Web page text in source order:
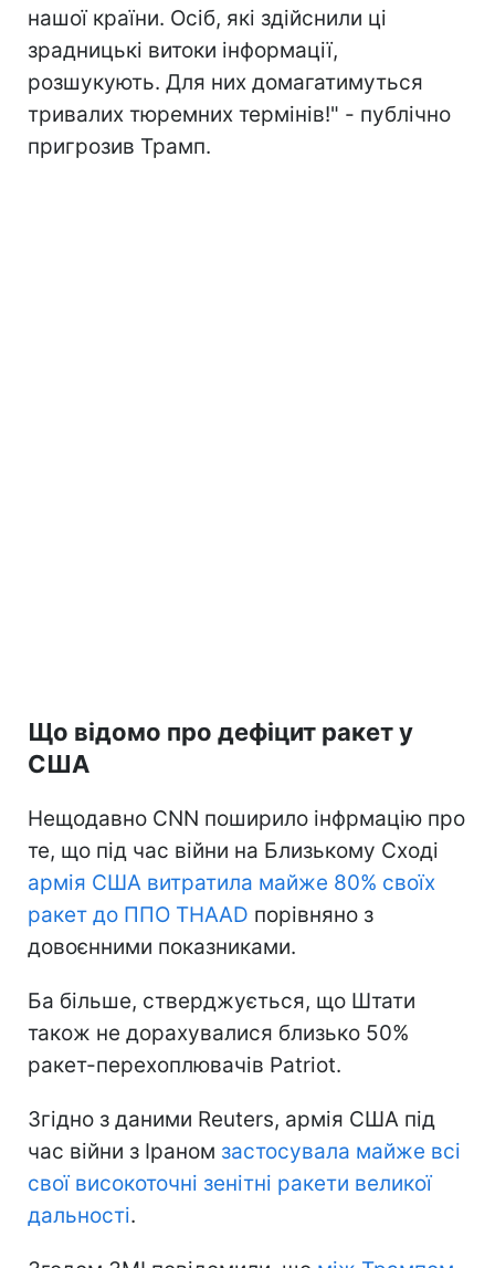
нашої країни. Осіб, які здійснили ці
зрадницькі витоки інформації,
розшукують. Для них домагатимуться
тривалих тюремних термінів!" - публічно
пригрозив Трамп.
Що відомо про дефіцит ракет у
США
Нещодавно CNN поширило інфрмацію про
те, що під час війни на Близькому Сході
армія США витратила майже 80% своїх
ракет до ППО THAAD порівняно з
довоєнними показниками.
Ба більше, стверджується, що Штати
також не дорахувалися близько 50%
ракет-перехоплювачів Patriot.
Згідно з даними Reuters, армія США під
час війни з Іраном застосувала майже всі
свої високоточні зенітні ракети великої
дальності.